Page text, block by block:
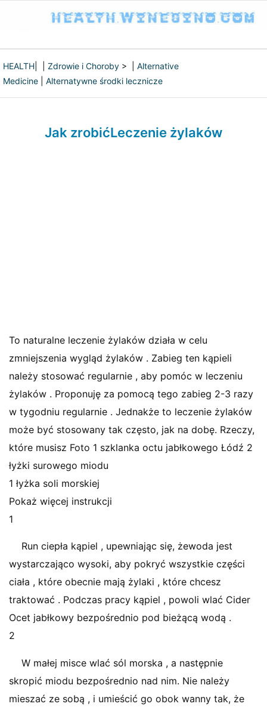
HEALTH Zdrowie i Choroby > | Alternative
Medicine
Alternatywne środki lecznicze
Jak zrobićLeczenie żylaków
To naturalne leczenie żylaków działa w celu
zmniejszenia wygląd żylaków . Zabieg ten kąpieli
należy stosować regularnie , aby pomóc w leczeniu
żylaków . Proponuję za pomocą tego zabieg 2-3 razy
w tygodniu regularnie . Jednakże to leczenie żylaków
może być stosowany tak często, jak na dobę. Rzeczy,
które musisz Foto 1 szklanka octu jabłkowego Łódź 2
łyżki surowego miodu
1 łyżka soli morskiej
Pokaż więcej instrukcji
1
Run ciepła kąpiel , upewniając się, żewoda jest
wystarczająco wysoki, aby pokryć wszystkie części
ciała , które obecnie mają żylaki , które chcesz
traktować . Podczas pracy kąpiel , powoli wlać Cider
Ocet jabłkowy bezpośrednio pod bieżącą wodą .
2
W małej misce wlać sól morska , a następnie
skropić miodu bezpośrednio nad nim. Nie należy
mieszać ze sobą , i umieścić go obok wanny tak, że